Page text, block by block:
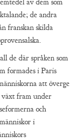
av dem som
de andra
franskan skilda
de där språken som
formades i Paris
att överge
växt fram under
och
i